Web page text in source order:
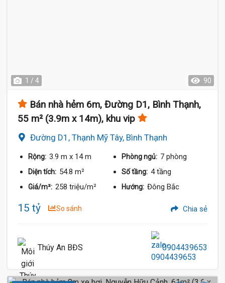
1 / 4 90
Bán nhà hẻm 6m, Đường D1, Bình Thạnh,
55 m² (3.9m x 14m), khu vip
Đường D1, Thạnh Mỹ Tây, Bình Thạnh
Rộng: 3.9 m x 14 m Phòng ngủ: 7 phòng
Diện tích: 54.8 m² Số tầng: 4 tầng
Giá/m²: 258 triệu/m² Hướng: Đông Bắc
15 tỷ So sánh Chia sẻ
Thúy An BĐS 0904439653